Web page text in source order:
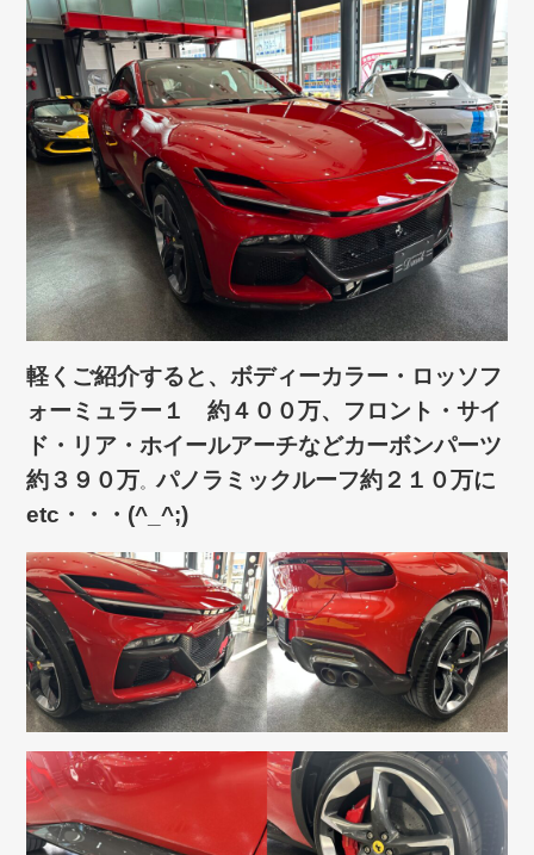
軽くご紹介すると、ボディーカラー・ロッソフ
ォーミュラー１ 約４００万、フロント・サイ
ド・リア・ホイールアーチなどカーボンパーツ
約３９０万。パノラミックルーフ約２１０万に
etc・・・(^_^;)